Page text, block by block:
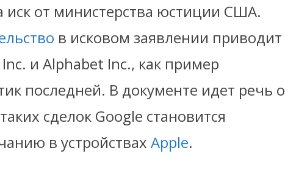
иск от министерства юстиции США.
в исковом заявлении приводит
и Alphabet Inc., как пример
последней. В документе идет речь о
сделок Google становится
в устройствах Apple.